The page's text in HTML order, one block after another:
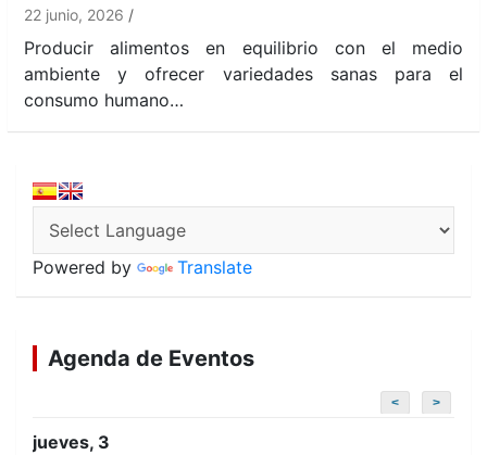
22 junio, 2026
Producir alimentos en equilibrio con el medio
ambiente y ofrecer variedades sanas para el
consumo humano…
Powered by Translate
Agenda de Eventos
< >
jueves, 3